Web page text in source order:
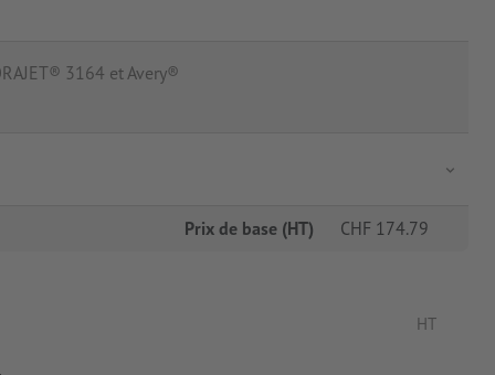
3164 et Avery®
Prix de base (HT) CHF 174.79
HT